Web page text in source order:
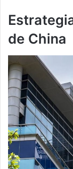
de China